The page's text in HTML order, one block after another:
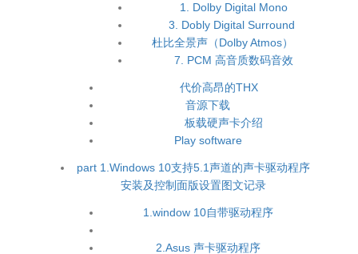
1. Dolby Digital Mono
3. Dobly Digital Surround
杜比全景声（Dolby Atmos）
7. PCM 高音质数码音效
代价高昂的THX
音源下载
板载硬声卡介绍
Play software
part 1.Windows 10支持5.1声道的声卡驱动程序
安装及控制面版设置图文记录
1.window 10自带驱动程序
2.Asus 声卡驱动程序